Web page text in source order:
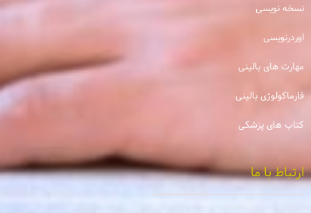
نسخه نویسی
اوردرنویسی
مهارت های بالینی
فارماکولوژی بالینی
کتاب های پزشکی
ارتباط با ما